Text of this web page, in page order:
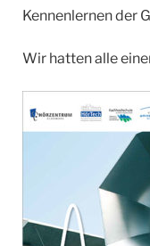
Kennenlernen der
Wir hatten alle